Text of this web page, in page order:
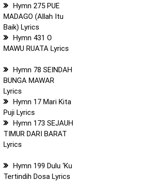
Hymn 275 PUE
MADAGO (Allah Itu
Baik) Lyrics
Hymn 431 O
MAWU RUATA Lyrics
Hymn 78 SEINDAH
BUNGA MAWAR
Lyrics
Hymn 17 Mari Kita
Puji Lyrics
Hymn 173 SEJAUH
TIMUR DARI BARAT
Lyrics
Hymn 199 Dulu ‘Ku
Tertindih Dosa Lyrics